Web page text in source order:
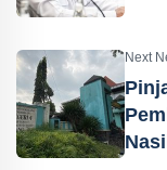
Next